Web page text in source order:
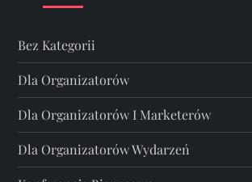
Bez Kategorii
Dla Organizatorów
Dla Organizatorów I Marketerów
Dla Organizatorów Wydarzeń